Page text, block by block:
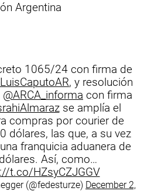
Argentina
1065/24 con firma de
, y resolución
@ARCA_informa con firma
se amplía el
compras por courier de
dólares, las que, a su vez
franquicia aduanera de
Así, como…
t.co/HZsyCZJGGV
(@fedesturze) December 2,